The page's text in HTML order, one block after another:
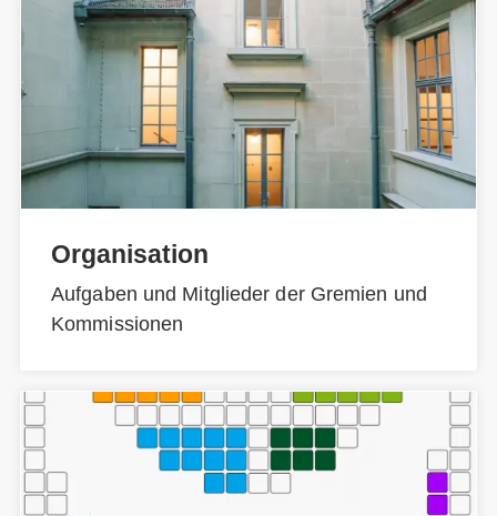
Organisation
Aufgaben und Mitglieder der Gremien und
Kommissionen